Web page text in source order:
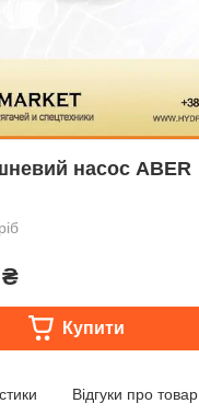
насос ABER
₴
Купити
Відгуки про товар